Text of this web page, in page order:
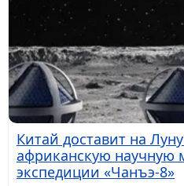
Китай доставит на
африканскую научную
экспедиции «Чанъэ-8»